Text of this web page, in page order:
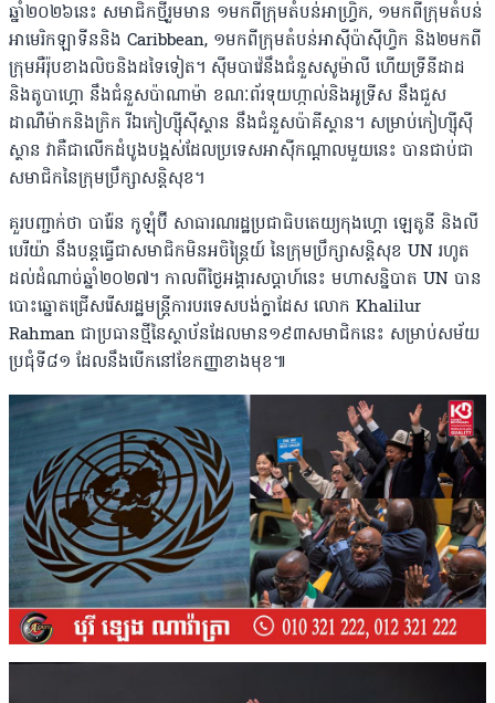
ឆ្នាំ២០២៦នេះ សមាជិកថ្មីរួមមាន ១មកពីក្រុមតំបន់អាហ្រ្វិក, ១មកពីក្រុមតំបន់
អាមេរិកឡាទីននិង Caribbean, ១មកពីក្រុមតំបន់អាស៉ីប៉ាស៉ីហ្វិក និង២មកពី
ក្រុមអឺរ៉ុបខាងលិចនិងដទៃទៀត។ ស៉ីមបាវ៉េនឹងជំនួសសូម៉ាលី ហើយទ្រីនីដាដ
និងតូបាហ្គោ នឹងជំនួសប៉ាណាម៉ា ខណៈព័រទុយហ្កាល់និងអូទ្រីស នឹងជួស
ដាណឺម៉ាកនិងក្រិក រីឯកៀហ្ស៉ីស៉ីស្ថាន នឹងជំនួសប៉ាគីស្ថាន។ សម្រាប់កៀហ្ស៉ីស៉ី
ស្ថាន វាគឺជាលើកដំបូងបង្អស់ដែលប្រទេសអាស៉ីកណ្តាលមួយនេះ បានជាប់ជា
សមាជិកនៃក្រុមប្រឹក្សាសន្តិសុខ។
គួរបញ្ជាក់ថា បារ៉ែន កូឡុំប៊ី សាធារណរដ្ឋប្រជាធិបតេយ្យកុងហ្គោ ឡេតូនី និងលី
បេរីយ៉ា នឹងបន្តធ្វើជាសមាជិកមិនអចិន្រ្តៃយ៍ នៃក្រុមប្រឹក្សាសន្តិសុខ UN រហូត
ដល់ដំណាច់ឆ្នាំ២០២៧។ កាលពីថ្ងៃអង្គារសប្តាហ៍នេះ មហាសន្និបាត UN បាន
បោះឆ្នោតជ្រើសរើស​រដ្ឋមន្រ្តីការបរទេសបង់ក្លាដែស លោក Khalilur
Rahman ជាប្រធានថ្មីនៃស្ថាប័នដែលមាន១៩៣សមាជិកនេះ សម្រាប់សម័យ
ប្រជុំទី៨១ ដែលនឹងបើកនៅខែកញ្ញាខាងមុខ៕